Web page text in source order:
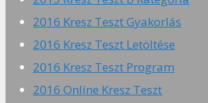
2016 Kresz Teszt Gyakorlás
2016 Kresz Teszt Letöltése
2016 Kresz Teszt Program
2016 Online Kresz Teszt